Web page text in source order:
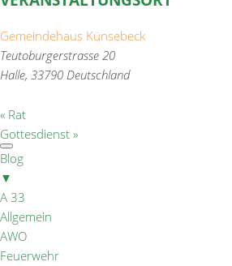
Gemeindehaus Künsebeck
Teutoburgerstrasse 20
Halle, 33790 Deutschland
« Rat
Gottesdienst »
Blog
▼
A 33
Allgemein
AWO
Feuerwehr